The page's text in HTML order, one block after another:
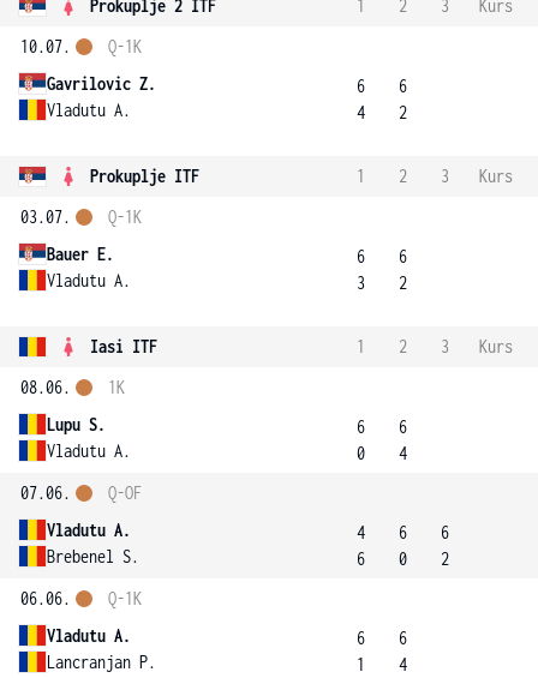
Prokuplje 2 ITF 1 2 3
Kurs
10.07.
Gavrilovic Z.
Vladutu A.
Q-1K
6
4
6
2
Prokuplje ITF 1 2 3
Kurs
03.07.
Bauer E.
Vladutu A.
Q-1K
6
3
6
2
Iasi ITF 1 2 3
Kurs
08.06.
Lupu S.
Vladutu A.
1K
6
0
6
4
07.06.
Vladutu A.
Brebenel S.
Q-OF
4
6
6
0
6
2
06.06.
Vladutu A.
Lancranjan P.
Q-1K
6
1
6
4